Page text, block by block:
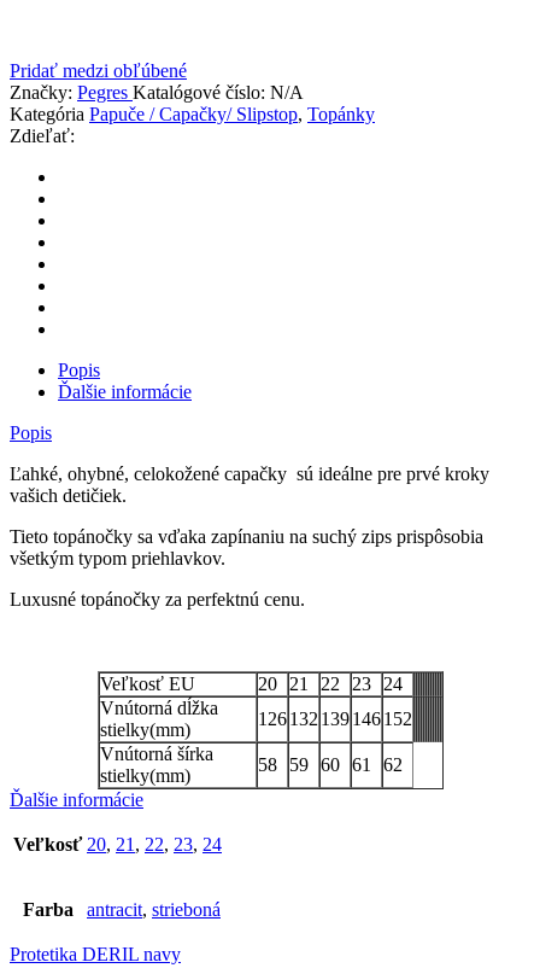
Pridať medzi obľúbené
Značky: Pegres Katalógové číslo: N/A
Kategória Papuče / Capačky/ Slipstop, Topánky
Zdieľať:
Popis
Ďalšie informácie
Popis
Ľahké, ohybné, celokožené capačky sú ideálne pre prvé kroky
vašich detičiek.
Tieto topánočky sa vďaka zapínaniu na suchý zips prispôsobia
všetkým typom priehlavkov.
Luxusné topánočky za perfektnú cenu.
Veľkosť EU 20 21 22 23
24
Vnútorná dĺžka
stielky(mm)
126 132 139 146 152
Vnútorná šírka
stielky(mm)
58 59 60 61
62
Ďalšie informácie
Veľkosť 20, 21 , 22, 23, 24
Farba antracit, strieboná
Protetika DERIL navy